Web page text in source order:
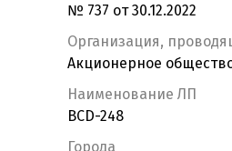
№ 737 от 30.12.2022
Организация,
Акционерное
Наименование ЛП
BCD-248
Города